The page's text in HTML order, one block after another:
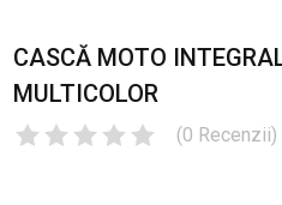
CASCĂ MOTO
MULTICOLOR
(0 Recenzii)